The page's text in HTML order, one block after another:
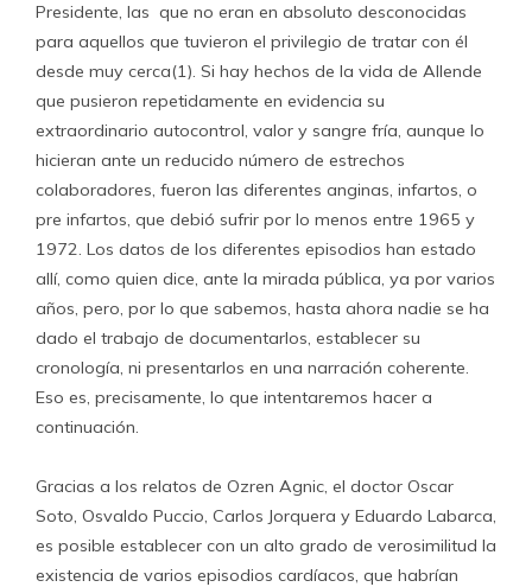
Presidente, las que no eran en absoluto desconocidas
para aquellos que tuvieron el privilegio de tratar con él
desde muy cerca(1). Si hay hechos de la vida de Allende
que pusieron repetidamente en evidencia su
extraordinario autocontrol, valor y sangre fría, aunque lo
hicieran ante un reducido número de estrechos
colaboradores, fueron las diferentes anginas, infartos, o
pre infartos, que debió sufrir por lo menos entre 1965 y
1972. Los datos de los diferentes episodios han estado
allí, como quien dice, ante la mirada pública, ya por varios
años, pero, por lo que sabemos, hasta ahora nadie se ha
dado el trabajo de documentarlos, establecer su
cronología, ni presentarlos en una narración coherente.
Eso es, precisamente, lo que intentaremos hacer a
continuación.
Gracias a los relatos de Ozren Agnic, el doctor Oscar
Soto, Osvaldo Puccio, Carlos Jorquera y Eduardo Labarca,
es posible establecer con un alto grado de verosimilitud la
existencia de varios episodios cardíacos, que habrían